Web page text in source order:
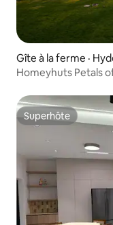
Gîte à la ferme ·
Homeyhuts Petals
Superhôte
Superhôte